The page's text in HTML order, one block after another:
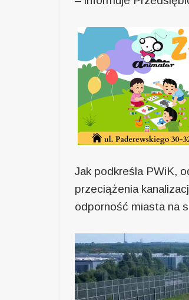
Jak podkreśla PWiK,
przeciążenia
odporność miasta na